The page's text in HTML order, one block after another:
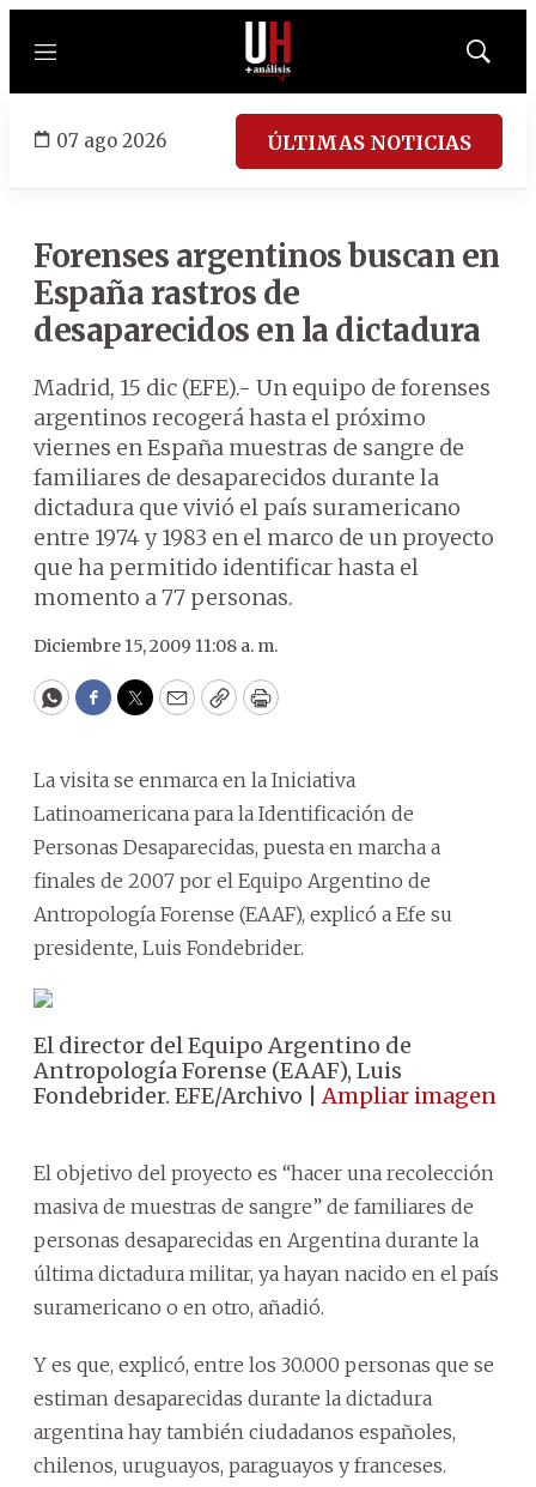
Menú
Mostrar
07 ago 2026 ÚLTIMAS NOTICIAS
Forenses argentinos buscan en
España rastros de
desaparecidos en la dictadura
Madrid, 15 dic (EFE).- Un equipo de forenses
argentinos recogerá hasta el próximo
viernes en España muestras de sangre de
familiares de desaparecidos durante la
dictadura que vivió el país suramericano
entre 1974 y 1983 en el marco de un proyecto
que ha permitido identificar hasta el
momento a 77 personas.
Diciembre 15, 2009 11:08 a. m.
WhatsApp
Facebook
Twitter
EmailCopyPrint
La visita se enmarca en la Iniciativa
Latinoamericana para la Identificación de
Personas Desaparecidas, puesta en marcha a
finales de 2007 por el Equipo Argentino de
Antropología Forense (EAAF), explicó a Efe su
presidente, Luis Fondebrider.
El director del Equipo Argentino de
Antropología Forense (EAAF), Luis
Fondebrider. EFE/Archivo |Ampliar imagen
El objetivo del proyecto es “hacer una recolección
masiva de muestras de sangre” de familiares de
personas desaparecidas en Argentina durante la
última dictadura militar, ya hayan nacido en el país
suramericano o en otro, añadió.
Y es que, explicó, entre los 30.000 personas que se
estiman desaparecidas durante la dictadura
argentina hay también ciudadanos españoles,
chilenos, uruguayos, paraguayos y franceses.